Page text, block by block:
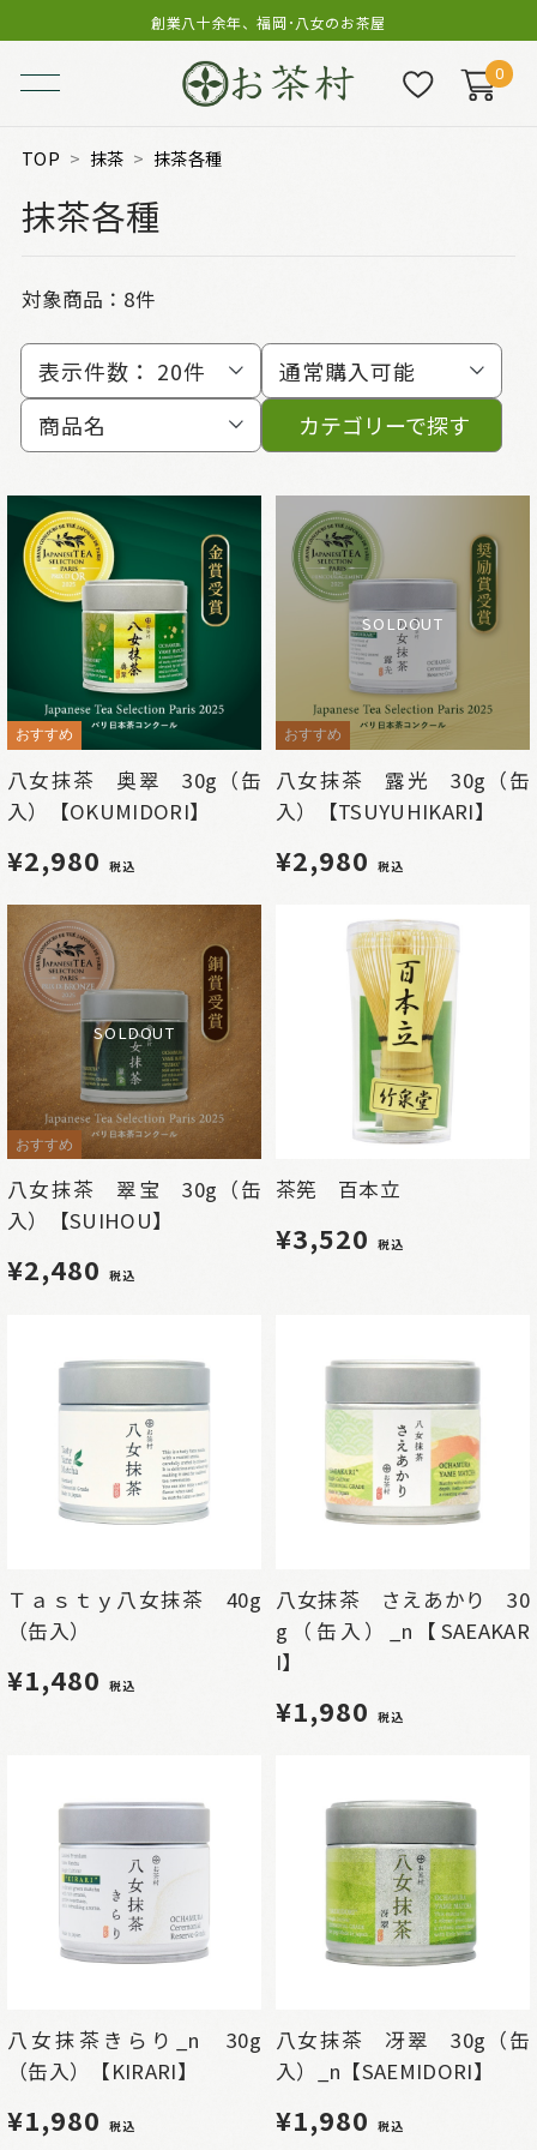
創業八十余年、福岡･八女のお茶屋
0
TOP 抹茶 抹茶各種
抹茶各種
対象商品： 8件
表示件数： 20件
通常購入可能
商品名
カテゴリーで探す
おすすめ
八女抹茶 奥翠 30g（缶
入）【OKUMIDORI】
¥2,980 税込
SOLDOUT
おすすめ
八女抹茶 露光 30g（缶
入）【TSUYUHIKARI】
¥2,980 税込
SOLDOUT
おすすめ
八女抹茶 翠宝 30g（缶
入）【SUIHOU】
¥2,480 税込
茶筅 百本立
¥3,520 税込
Ｔａｓｔｙ八女抹茶 40g
（缶入）
¥1,480 税込
八女抹茶 さえあかり 30
g（缶入）_n【SAEAKAR
I】
¥1,980 税込
八女抹茶きらり_n 30g
（缶入）【KIRARI】
¥1,980 税込
八女抹茶 冴翠 30g（缶
入）_n【SAEMIDORI】
¥1,980 税込